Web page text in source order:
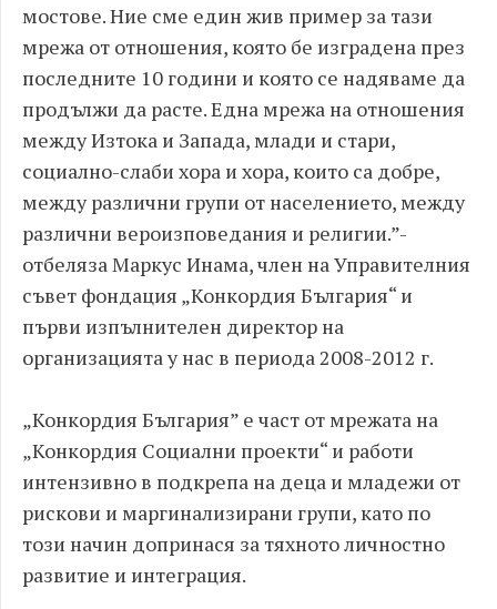
мостове. Ние сме един жив пример за тази
мрежа от отношения, която бе изградена през
последните 10 години и която се надяваме да
продължи да расте. Една мрежа на отношения
между Изтока и Запада, млади и стари,
социално-слаби хора и хора, които са добре,
между различни групи от населението, между
различни вероизповедания и религии.”-
отбеляза Маркус Инама, член на Управителния
съвет фондация „Конкордия България“ и
първи изпълнителен директор на
организацията у нас в периода 2008-2012 г.
„Конкордия България” е част от мрежата на
„Конкордия Социални проекти“ и работи
интензивно в подкрепа на деца и младежи от
рискови и маргинализирани групи, като по
този начин допринася за тяхното личностно
развитие и интеграция.